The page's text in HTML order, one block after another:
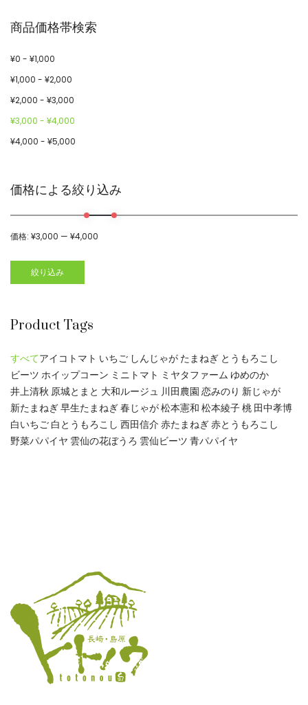
商品価格帯検索
¥0 - ¥1,000
¥1,000 - ¥2,000
¥2,000 - ¥3,000
¥3,000 - ¥4,000
¥4,000 - ¥5,000
価格による絞り込み
絞り込み
価格: ¥3,000 — ¥4,000
Product Tags
すべてアイコトマト いちご しんじゃが たまねぎ とうもろこし
ビーツ ホイップコーン ミニトマト ミヤタファーム ゆめのか
井上清秋原城とまと 大和ルージュ 川田農園 恋みのり 新じゃが
新たまねぎ早生たまねぎ春じゃが松本憲和 松本綾子桃 田中孝博
白いちご 白とうもろこし 西田信介 赤たまねぎ赤とうもろこし
野菜パパイヤ 雲仙の花ぼうろ 雲仙ビーツ 青パパイヤ